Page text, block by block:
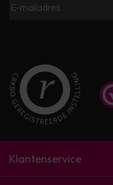
Klantenservice